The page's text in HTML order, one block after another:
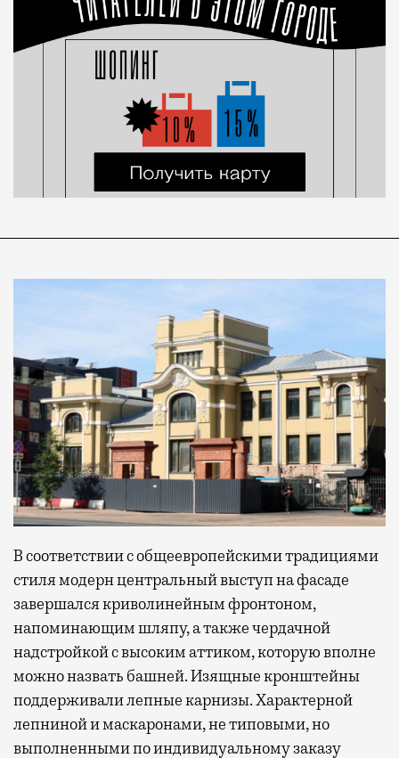
В соответствии с общеевропейскими традициями
стиля модерн центральный выступ на фасаде
завершался криволинейным фронтоном,
напоминающим шляпу, а также чердачной
надстройкой с высоким аттиком, которую вполне
можно назвать башней. Изящные кронштейны
поддерживали лепные карнизы. Характерной
лепниной и маскаронами, не типовыми, но
выполненными по индивидуальному заказу